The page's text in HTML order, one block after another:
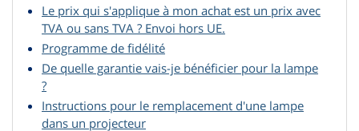
Le prix qui s'applique à mon achat est un prix avec
TVA ou sans TVA ? Envoi hors UE.
Programme de fidélité
De quelle garantie vais-je bénéficier pour la lampe
?
Instructions pour le remplacement d'une lampe
dans un projecteur